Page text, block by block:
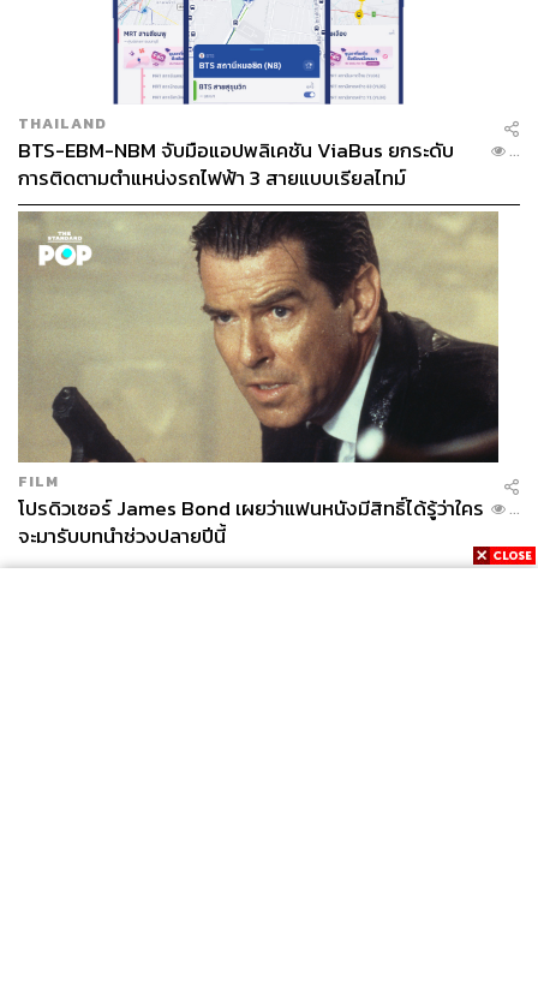
THAILAND
BTS-EBM-NBM จับมือแอปพลิเคชัน ViaBus ยกระดับ
การติดตามตำแหน่งรถไฟฟ้า 3 สายแบบเรียลไทม์
...
FILM
โปรดิวเซอร์ James Bond เผยว่าแฟนหนังมีสิทธิ์ได้รู้ว่าใคร
จะมารับบทนำช่วงปลายปีนี้
...